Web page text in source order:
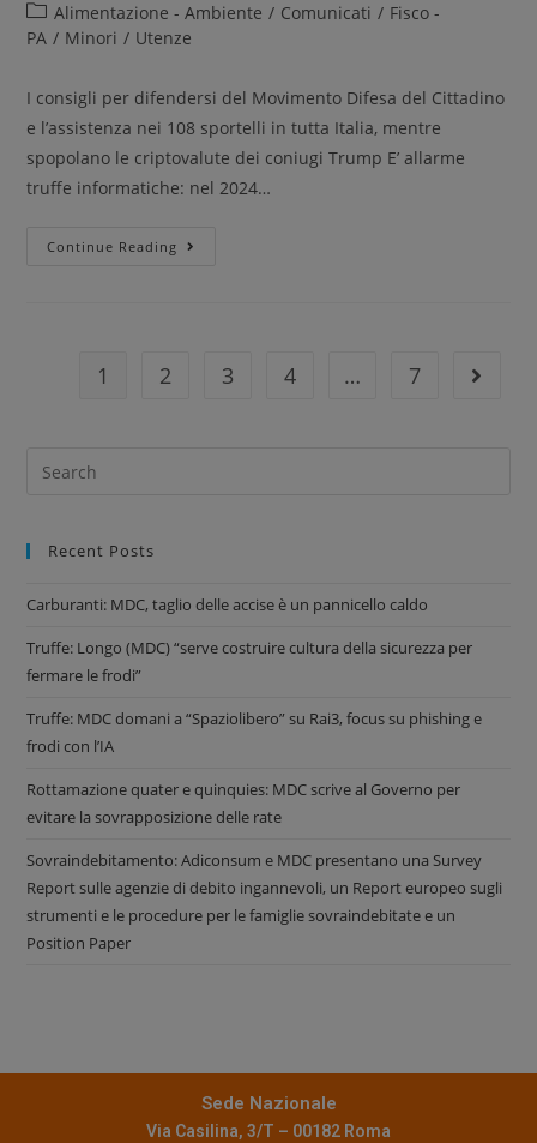
Alimentazione - Ambiente / Comunicati / Fisco -
PA / Minori / Utenze
I consigli per difendersi del Movimento Difesa del Cittadino
e l’assistenza nei 108 sportelli in tutta Italia, mentre
spopolano le criptovalute dei coniugi Trump E’ allarme
truffe informatiche: nel 2024…
Continue Reading
1 2 3 4 … 7
Recent Posts
Carburanti: MDC, taglio delle accise è un pannicello caldo
Truffe: Longo (MDC) “serve costruire cultura della sicurezza per
fermare le frodi”
Truffe: MDC domani a “Spaziolibero” su Rai3, focus su phishing e
frodi con l’IA
Rottamazione quater e quinquies: MDC scrive al Governo per
evitare la sovrapposizione delle rate
Sovraindebitamento: Adiconsum e MDC presentano una Survey
Report sulle agenzie di debito ingannevoli, un Report europeo sugli
strumenti e le procedure per le famiglie sovraindebitate e un
Position Paper
Sede Nazionale
Via Casilina, 3/T – 00182 Roma